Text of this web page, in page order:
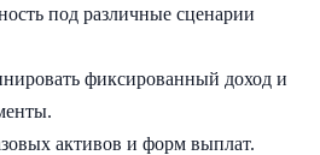
под различные сценарии
фиксированный доход и
активов и форм выплат.